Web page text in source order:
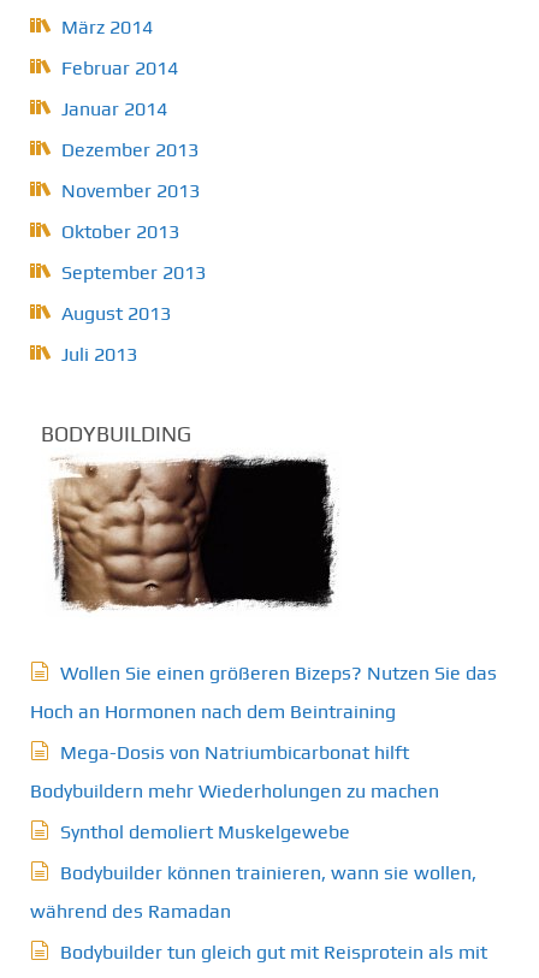
März 2014
Februar 2014
Januar 2014
Dezember 2013
November 2013
Oktober 2013
September 2013
August 2013
Juli 2013
BODYBUILDING
Wollen Sie einen größeren Bizeps? Nutzen Sie das
Hoch an Hormonen nach dem Beintraining
Mega-Dosis von Natriumbicarbonat hilft
Bodybuildern mehr Wiederholungen zu machen
Synthol demoliert Muskelgewebe
Bodybuilder können trainieren, wann sie wollen,
während des Ramadan
Bodybuilder tun gleich gut mit Reisprotein als mit